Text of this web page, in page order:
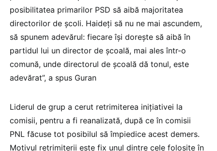
posibilitatea primarilor PSD să aibă majoritatea
directorilor de școli. Haideți să nu ne mai ascundem,
să spunem adevărul: fiecare își dorește să aibă în
partidul lui un director de școală, mai ales într-o
comună, unde directorul de școală dă tonul, este
adevărat”, a spus Guran
Liderul de grup a cerut retrimiterea inițiativei la
comisii, pentru a fi reanalizată, după ce în comisii
PNL făcuse tot posibilul să împiedice acest demers.
Motivul retrimiterii este fix unul dintre cele folosite în